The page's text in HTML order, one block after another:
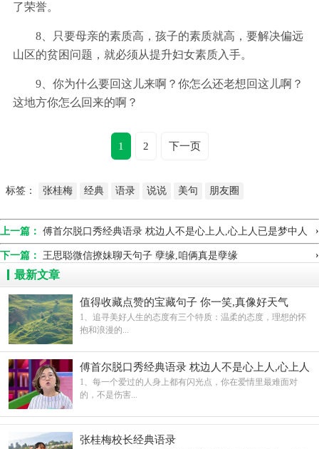
了荣誉。
8、只要母亲的素质高，孩子的素质就高，要解决偏远
山区的贫困问题，就必须从提升妇女素质入手。
9、你为什么要回这儿来啊？你怎么还老想回这儿啊？
这地方你怎么回来的啊？
1 2 下一页
标签： 张桂梅 经典 语录 说说 美句 朋友圈
上一篇： 傅首尔脱口秀经典语录 枕边人不是心上人,心上人已是梦中人 ›
下一篇： 王思聪微信撩妹聊天句子 孽缘,咱俩真是孽缘 ›
最新文章
值得收藏点赞的宝藏句子 你一笑,真像好天气
1、追寻美好人生的态度有三个特质：温柔的态度，理想的怀
抱和浪漫的...
傅首尔脱口秀经典语录 枕边人不是心上人,心上人
已是梦中人
1、每一个爱过的人身上都有闪光点，你在爱情里最难面对
的，不是伤害...
张桂梅校长经典语录